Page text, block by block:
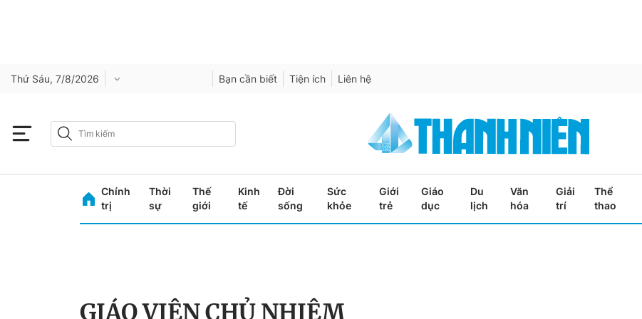
Thứ Sáu, 7/8/2026 Bạn cần biết Tiện ích Liên hệ
Chính
trị
Thời
sự
Thế
giới
Kinh
tế
Đời
sống
Sức
khỏe
Giới
trẻ
Giáo
dục
Du
lịch
Văn
hóa
Giải
trí
Thể
thao
GIÁO VIÊN CHỦ NHIỆM